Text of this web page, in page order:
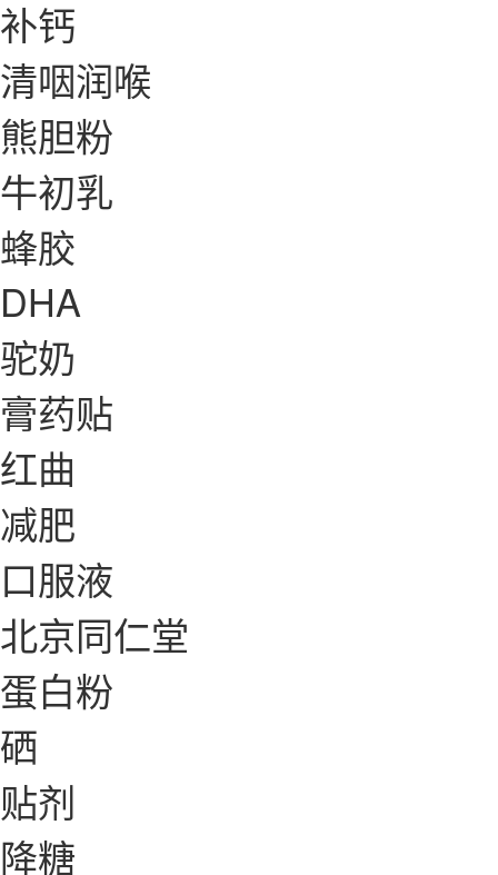
补钙
清咽润喉
熊胆粉
牛初乳
蜂胶
DHA
驼奶
膏药贴
红曲
减肥
口服液
北京同仁堂
蛋白粉
硒
贴剂
降糖